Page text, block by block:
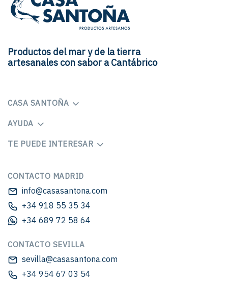
Productos del mar y de la tierra
artesanales con sabor a Cantábrico
CASA SANTOÑA
AYUDA
TE PUEDE INTERESAR
CONTACTO MADRID
info@casasantona.com
+34 918 55 35 34
+34 689 72 58 64
CONTACTO SEVILLA
sevilla@casasantona.com
+34 954 67 03 54